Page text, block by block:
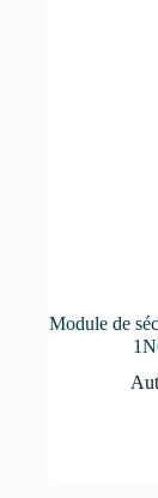
Module de